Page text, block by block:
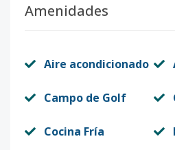
Amenidades
Aire acondicionado
Campo de Golf
Cocina Fría